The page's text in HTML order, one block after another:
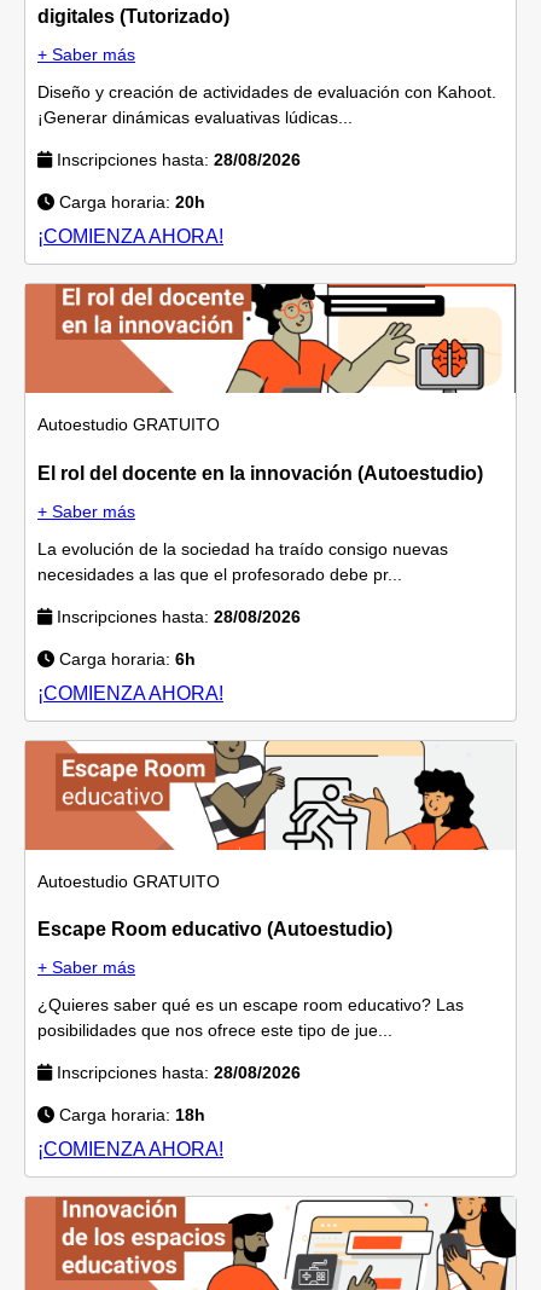
digitales (Tutorizado)
+ Saber más
Diseño y creación de actividades de evaluación con Kahoot.
¡Generar dinámicas evaluativas lúdicas...
Inscripciones hasta: 28/08/2026
Carga horaria: 20h
¡COMIENZA AHORA!
Autoestudio GRATUITO
El rol del docente en la innovación (Autoestudio)
+ Saber más
La evolución de la sociedad ha traído consigo nuevas
necesidades a las que el profesorado debe pr...
Inscripciones hasta: 28/08/2026
Carga horaria: 6h
¡COMIENZA AHORA!
Autoestudio GRATUITO
Escape Room educativo (Autoestudio)
+ Saber más
¿Quieres saber qué es un escape room educativo? Las
posibilidades que nos ofrece este tipo de jue...
Inscripciones hasta: 28/08/2026
Carga horaria: 18h
¡COMIENZA AHORA!